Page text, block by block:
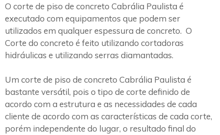
O corte de piso de concreto Cabrália Paulista é
executado com equipamentos que podem ser
utilizados em qualquer espessura de concreto. O
Corte do concreto é feito utilizando cortadoras
hidráulicas e utilizando serras diamantadas.
Um corte de piso de concreto Cabrália Paulista é
bastante versátil, pois o tipo de corte definido de
acordo com a estrutura e as necessidades de cada
cliente de acordo com as características de cada corte,
porém independente do lugar, o resultado final do